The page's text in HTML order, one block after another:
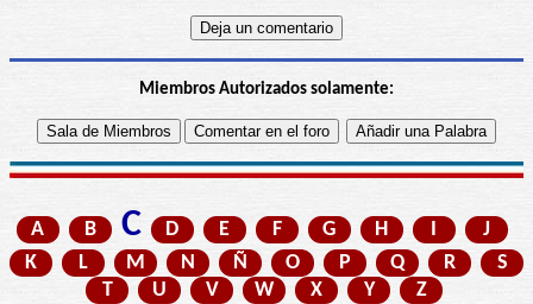
Miembros Autorizados solamente:
A B C D E F G H I
J
K
L M N Ñ O P Q R
S
T
U V W X Y Z